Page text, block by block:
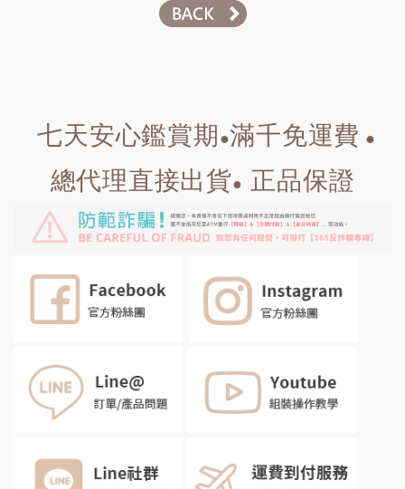
七天安心鑑賞期 ●滿千免運費 ●
總代理直接出貨● 正品保證